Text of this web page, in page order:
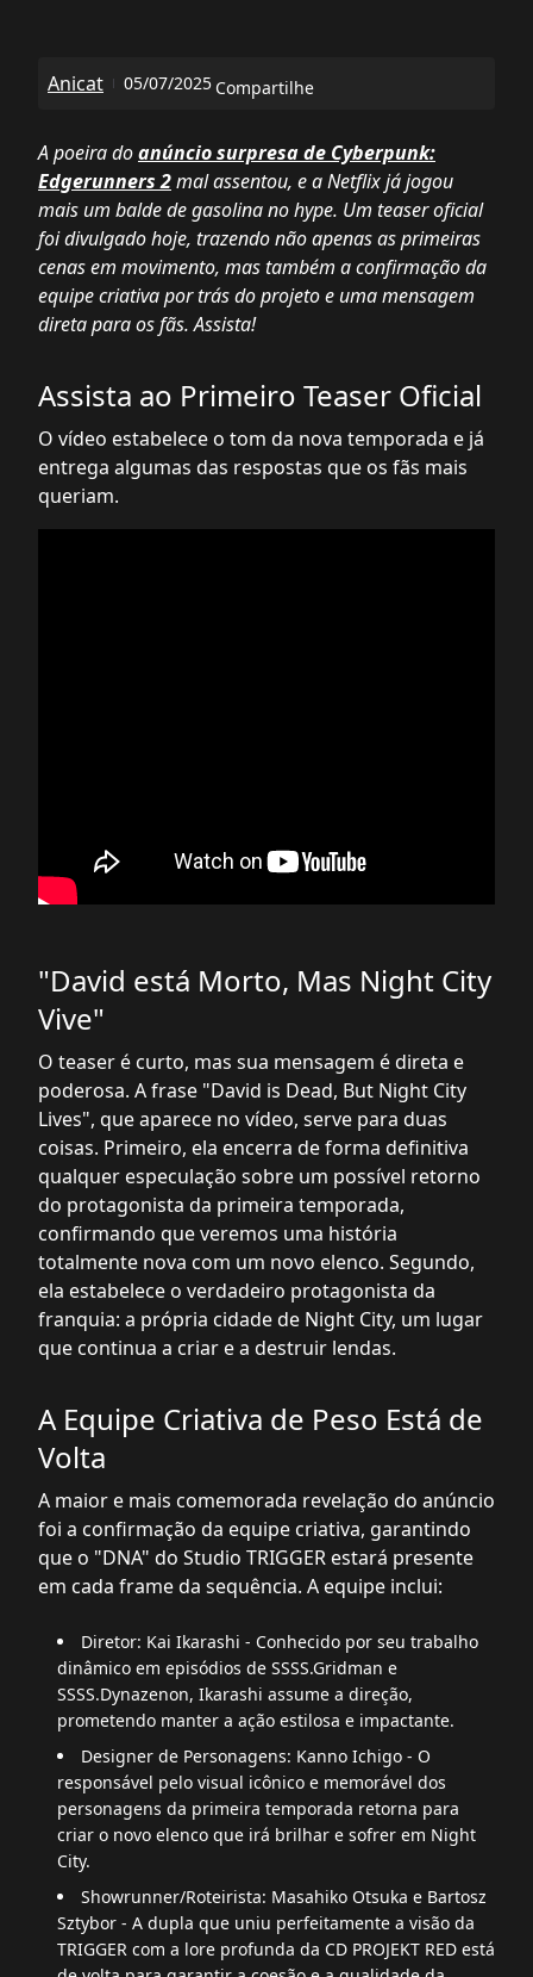
Anicat 05/07/2025 Compartilhe
A poeira doanúncio surpresa de Cyberpunk:
Edgerunners 2mal assentou, e a Netflix já jogou
mais um balde de gasolina no hype. Um teaser oficial
foi divulgado hoje, trazendo não apenas as primeiras
cenas em movimento, mas também a confirmação da
equipe criativa por trás do projeto e uma mensagem
direta para os fãs. Assista!
Assista ao Primeiro Teaser Oficial
O vídeo estabelece o tom da nova temporada e já
entrega algumas das respostas que os fãs mais
queriam.
"David está Morto, Mas Night City
Vive"
O teaser é curto, mas sua mensagem é direta e
poderosa. A frase "David is Dead, But Night City
Lives", que aparece no vídeo, serve para duas
coisas. Primeiro, ela encerra de forma definitiva
qualquer especulação sobre um possível retorno
do protagonista da primeira temporada,
confirmando que veremos uma história
totalmente nova com um novo elenco. Segundo,
ela estabelece o verdadeiro protagonista da
franquia: a própria cidade de Night City, um lugar
que continua a criar e a destruir lendas.
A Equipe Criativa de Peso Está de
Volta
A maior e mais comemorada revelação do anúncio
foi a confirmação da equipe criativa, garantindo
que o "DNA" do Studio TRIGGER estará presente
em cada frame da sequência. A equipe inclui:
Diretor: Kai Ikarashi - Conhecido por seu trabalho
dinâmico em episódios de SSSS.Gridman e
SSSS.Dynazenon, Ikarashi assume a direção,
prometendo manter a ação estilosa e impactante.
Designer de Personagens: Kanno Ichigo - O
responsável pelo visual icônico e memorável dos
personagens da primeira temporada retorna para
criar o novo elenco que irá brilhar e sofrer em Night
City.
Showrunner/Roteirista: Masahiko Otsuka e Bartosz
Sztybor - A dupla que uniu perfeitamente a visão da
TRIGGER com a lore profunda da CD PROJEKT RED está